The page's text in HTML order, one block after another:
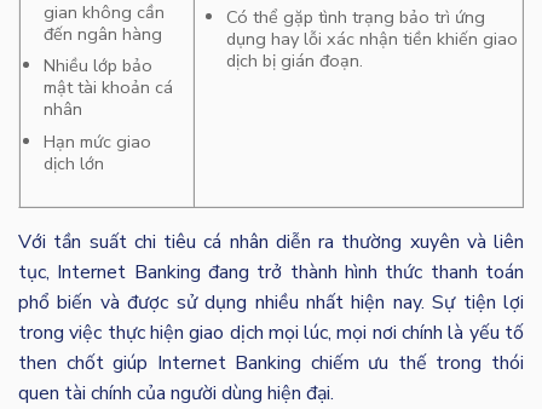
gian không cần
đến ngân hàng
Nhiều lớp bảo
mật tài khoản cá
nhân
Hạn mức giao
dịch lớn
Có thể gặp tình trạng bảo trì ứng
dụng hay lỗi xác nhận tiền khiến giao
dịch bị gián đoạn.
Với tần suất chi tiêu cá nhân diễn ra thường xuyên và liên
tục, Internet Banking đang trở thành hình thức thanh toán
phổ biến và được sử dụng nhiều nhất hiện nay. Sự tiện lợi
trong việc thực hiện giao dịch mọi lúc, mọi nơi chính là yếu tố
then chốt giúp Internet Banking chiếm ưu thế trong thói
quen tài chính của người dùng hiện đại.